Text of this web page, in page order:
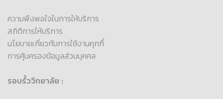
ความพึงพอใจในการให้บริการ
สถิติการให้บริการ
นโยบายเกี่ยวกับการใช้งานคุกกี้
การคุ้มครองข้อมูลส่วนบุคคล
รอบรั้ววิทยาลัย :